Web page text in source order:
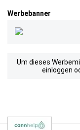
Werbebanner
Um dieses
einloggen